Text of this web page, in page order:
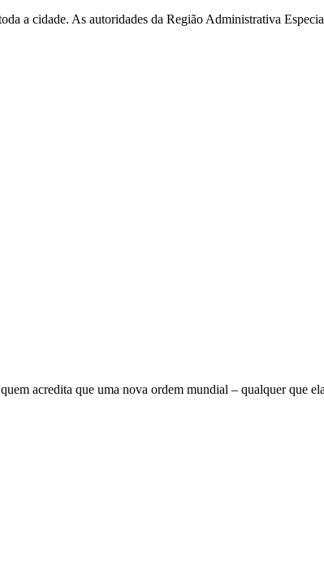
a cidade. As autoridades da Região Administrativa
acredita que uma nova ordem mundial – qualquer que